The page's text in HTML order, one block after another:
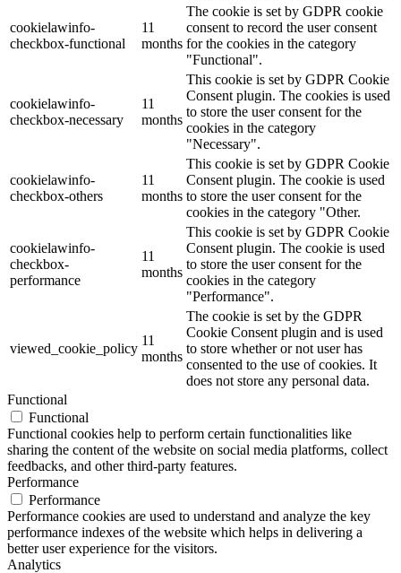
cookielawinfo-
checkbox-functional
11
months
The cookie is set by GDPR cookie
consent to record the user consent
for the cookies in the category
"Functional".
cookielawinfo-
checkbox-necessary
11
months
This cookie is set by GDPR Cookie
Consent plugin. The cookies is used
to store the user consent for the
cookies in the category
"Necessary".
cookielawinfo-
checkbox-others
11
months
This cookie is set by GDPR Cookie
Consent plugin. The cookie is used
to store the user consent for the
cookies in the category "Other.
cookielawinfo-
checkbox-
performance
11
months
This cookie is set by GDPR Cookie
Consent plugin. The cookie is used
to store the user consent for the
cookies in the category
"Performance".
viewed_cookie_policy
11
months
The cookie is set by the GDPR
Cookie Consent plugin and is used
to store whether or not user has
consented to the use of cookies. It
does not store any personal data.
Functional
Functional
Functional cookies help to perform certain functionalities like
sharing the content of the website on social media platforms, collect
feedbacks, and other third-party features.
Performance
Performance
Performance cookies are used to understand and analyze the key
performance indexes of the website which helps in delivering a
better user experience for the visitors.
Analytics